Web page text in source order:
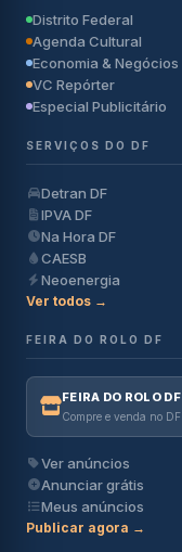
Distrito Federal
Agenda Cultural
Economia & Negócios
VC Repórter
Especial Publicitário
SERVIÇOS DO DF
Detran DF
IPVA DF
Na Hora DF
CAESB
Neoenergia
Ver todos →
FEIRA DO ROLO DF
FEIRA DO ROLO DF
Compre e venda no DF
Ver anúncios
Anunciar grátis
Meus anúncios
Publicar agora →